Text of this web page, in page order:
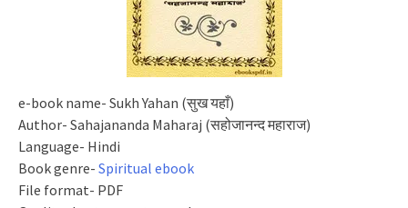
e-book name- Sukh Yahan (सुख यहाँ)
Author- Sahajananda Maharaj (सहोजानन्द महाराज)
Language- Hindi
Book genre- Spiritual ebook
File format- PDF